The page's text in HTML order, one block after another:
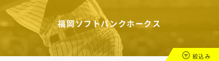
福岡ソフトバンクホークス
絞込み